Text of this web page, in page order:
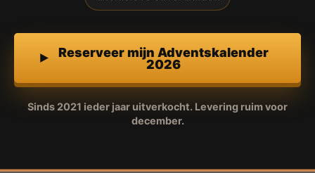
Reserveer mijn Adventskalender
2026
Sinds 2021 ieder jaar uitverkocht. Levering ruim voor
december.